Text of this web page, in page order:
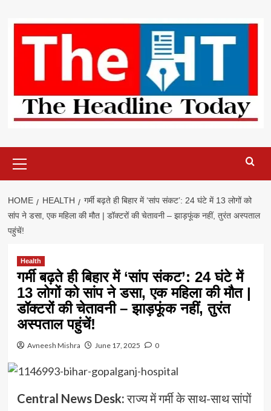
content
Menu
HOME HEALTH
गर्मी बढ़ते ही बिहार में ‘सांप संकट’: 24 घंटे में 13 लोगों को
सांप ने डसा, एक महिला की मौत | डॉक्टरों की चेतावनी – झाड़फूंक नहीं, तुरंत अस्पताल
पहुंचें!
Health
गर्मी बढ़ते ही बिहार में ‘सांप संकट’: 24 घंटे में
13 लोगों को सांप ने डसा, एक महिला की मौत |
डॉक्टरों की चेतावनी – झाड़फूंक नहीं, तुरंत
अस्पताल पहुंचें!
Avneesh Mishra June 17, 2025 0
Central News Desk:राज्य में गर्मी के साथ-साथ सांपों